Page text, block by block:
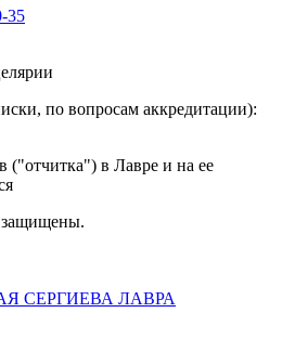
35
по вопросам аккредитации):
("отчитка") в Лавре и на ее
защищены.
СЕРГИЕВА ЛАВРА